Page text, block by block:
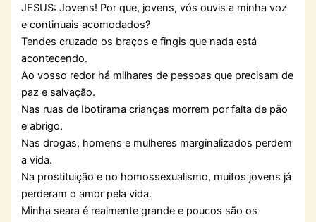
JESUS: Jovens! Por que, jovens, vós ouvis a minha voz
e continuais acomodados?
Tendes cruzado os braços e fingis que nada está
acontecendo.
Ao vosso redor há milhares de pessoas que precisam de
paz e salvação.
Nas ruas de Ibotirama crianças morrem por falta de pão
e abrigo.
Nas drogas, homens e mulheres marginalizados perdem
a vida.
Na prostituição e no homossexualismo, muitos jovens já
perderam o amor pela vida.
Minha seara é realmente grande e poucos são os